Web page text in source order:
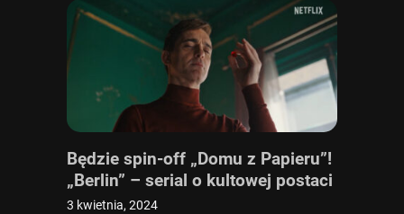
Będzie spin-off „Domu z Papieru”!
„Berlin” – serial o kultowej postaci
3 kwietnia, 2024